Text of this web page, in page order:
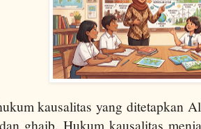
kausalitas yang ditetapkan
ghaib. Hukum kausalitas